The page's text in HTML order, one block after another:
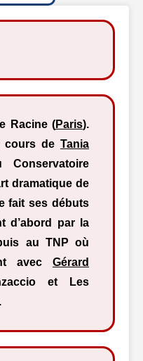
Racine (Paris).
cours de Tania
dramatique de
fait ses débuts
d’abord par la
au TNP où
avec Gérard
et Les